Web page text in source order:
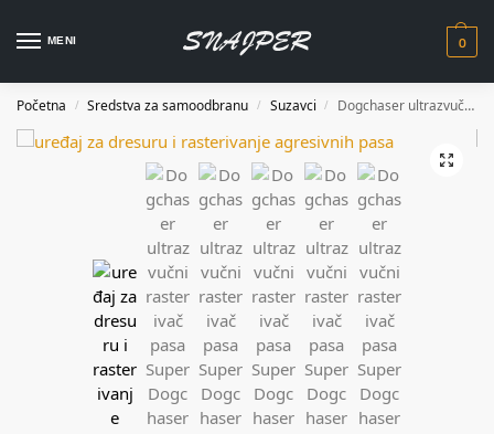
MENI 0
Početna / Sredstva za samoodbranu / Suzavci / Dogchaser ultrazvučni rasterivač pasa Super Dogchaser